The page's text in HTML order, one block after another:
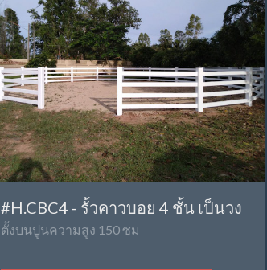
#H.CBC4 - รั้วคาวบอย 4 ชั้น เป็นวง
ตั้งบนปูนความสูง 150 ซม